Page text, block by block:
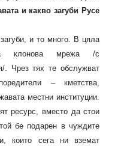
и какво загуби Русе
и то много. В цяла
клонова мрежа /с
. Чрез тях те обслужват
– кметства,
местни институции.
ресурс, вместо да стои
бе подарен в чуждите
които сега ни вземат